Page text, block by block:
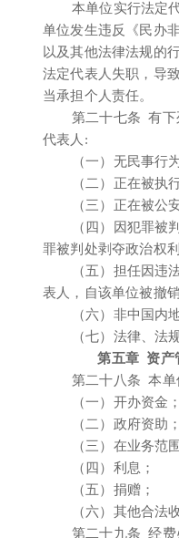
本单位实行法定
单位发生违反《民办
以及其他法律法规的
法定代表人失职，导
当承担个人责任。
第二十七条 有下
代表人:
（一）无民事行
（二）正在被执
（三）正在被公
（四）因犯罪被
罪被判处剥夺政治权
（五）担任因违
表人，自该单位被撤
（六）非中国内
（七）法律、法
第五章 资产
第二十八条 本单
（一）开办资金；
（二）政府资助；
（三）在业务范
（四）利息；
（五）捐赠；
（六）其他合法
第二十九条 经费